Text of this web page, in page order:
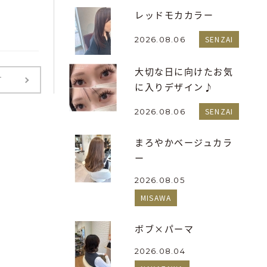
レッドモカカラー
2026.08.06 SENZAI
大切な日に向けたお気
に入りデザイン♪
2026.08.06 SENZAI
まろやかベージュカラ
ー
2026.08.05
MISAWA
ボブ×パーマ
2026.08.04